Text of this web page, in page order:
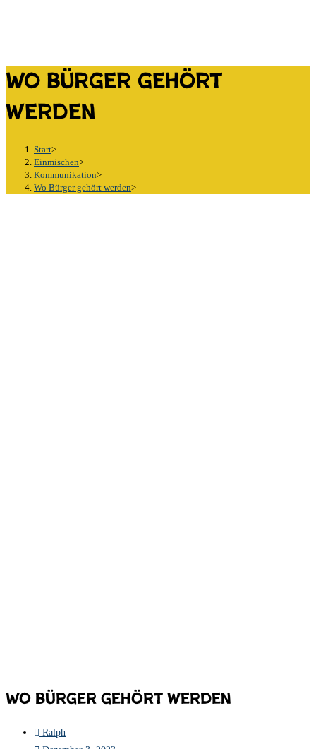
Wo Bürger gehört
werden
Start>
Einmischen>
Kommunikation>
Wo Bürger gehört werden>
Wo Bürger gehört werden
Ralph